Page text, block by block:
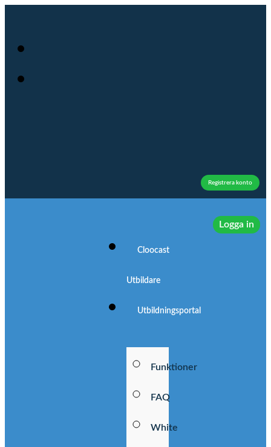
Registrera konto
Cloocast
Utbildare
Utbildningsportal
Funktioner
FAQ
White
Logga in